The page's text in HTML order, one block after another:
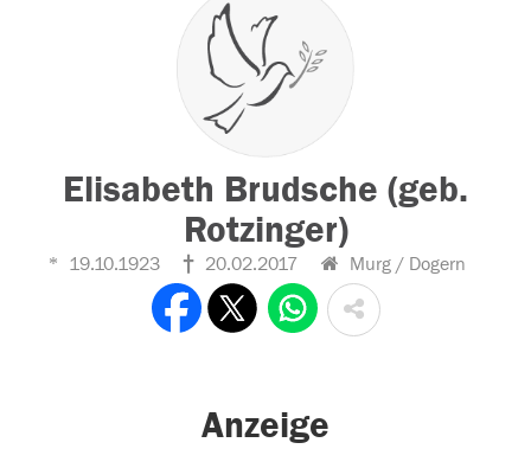
Elisabeth Brudsche (geb.
Rotzinger)
19.10.1923 20.02.2017 Murg / Dogern
Anzeige